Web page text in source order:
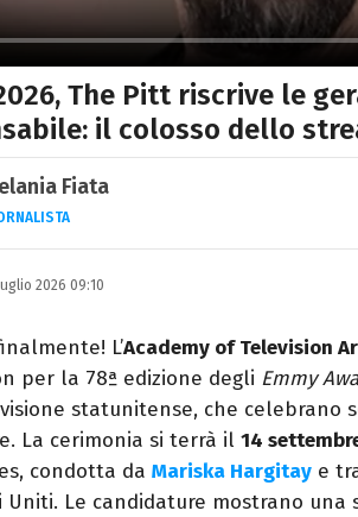
The Pitt riscrive le
il colosso dello
Fiata
in Lettere, divoratrice di libri
2026 09:10
L’Academy of Television
per la 78ª edizione degli Emmy
statunitense, che celebrano
La cerimonia si terrà il 14
condotta da Mariska Hargitay e
Uniti. Le candidature mostrano una